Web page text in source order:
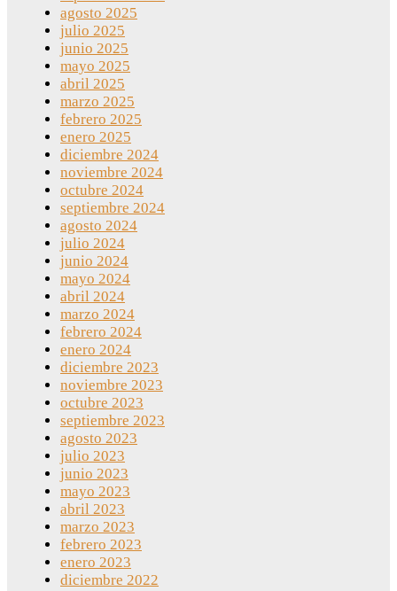
agosto 2025
julio 2025
junio 2025
mayo 2025
abril 2025
marzo 2025
febrero 2025
enero 2025
diciembre 2024
noviembre 2024
octubre 2024
septiembre 2024
agosto 2024
julio 2024
junio 2024
mayo 2024
abril 2024
marzo 2024
febrero 2024
enero 2024
diciembre 2023
noviembre 2023
octubre 2023
septiembre 2023
agosto 2023
julio 2023
junio 2023
mayo 2023
abril 2023
marzo 2023
febrero 2023
enero 2023
diciembre 2022